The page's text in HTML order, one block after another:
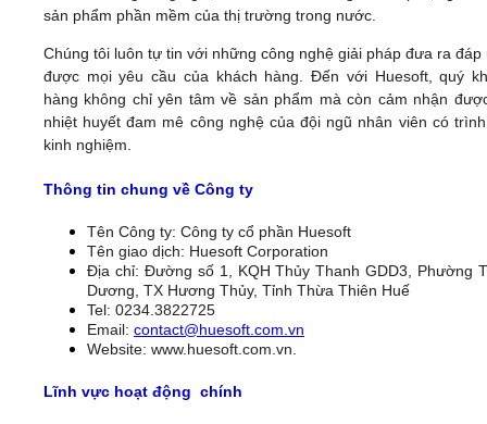
sản phẩm phần mềm của thị trường trong nước.
Chúng tôi luôn tự tin với những công nghệ giải pháp đưa ra đáp
được mọi yêu cầu của khách hàng. Đến với Huesoft, quý
hàng không chỉ yên tâm về sản phẩm mà còn cảm nhận
nhiệt huyết đam mê công nghệ của đội ngũ nhân viên có
kinh nghiệm.
Thông tin chung về Công ty
Tên Công ty: Công ty cổ phần Huesoft
Tên giao dịch: Huesoft Corporation
Địa chỉ: Đường số 1, KQH Thủy Thanh GDD3, Phường
Dương, TX Hương Thủy, Tỉnh Thừa Thiên Huế
Tel: 0234.3822725
Email: contact@huesoft.com.vn
Website: www.huesoft.com.vn.
Lĩnh vực hoạt động chính